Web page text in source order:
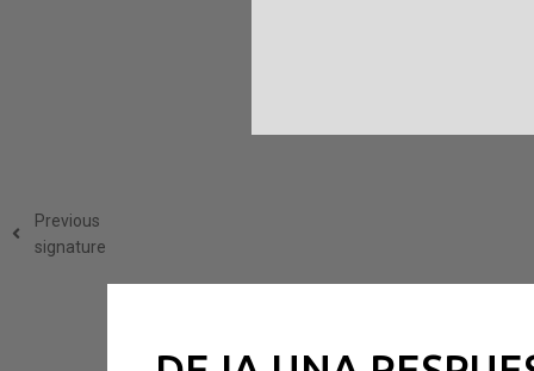
Previous
signature